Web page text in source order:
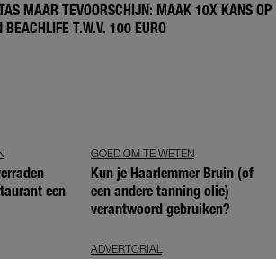
MAAR TEVOORSCHIJN: MAAK 10X KANS OP
BEACHLIFE T.W.V. 100 EURO
een
GOED OM TE WETEN
Kun je Haarlemmer Bruin (of
een andere tanning olie)
verantwoord gebruiken?
ADVERTORIAL